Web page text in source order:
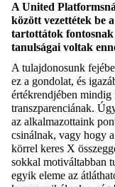
A United
között vezettétek be
tartottátok fontosnak
tanulságai voltak
A tulajdonosunk
ez a gondolat, és
értékrendjében mindig
transzparenciának.
az alkalmazottaink
csinálnak, vagy hogy
körrel keres X
sokkal motiváltabban
egyik eleme az